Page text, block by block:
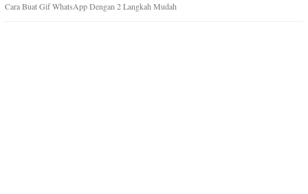
Cara Buat Gif WhatsApp Dengan 2 Langkah Mudah